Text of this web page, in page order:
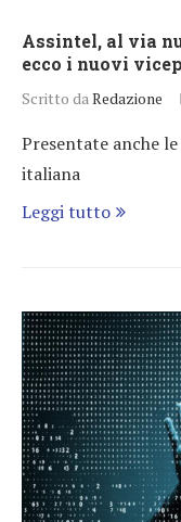
Assintel, al via
ecco i nuovi
Scritto da Redazione
Presentate anche
italiana
Leggi tutto